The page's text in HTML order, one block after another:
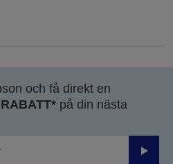
och få direkt en
på din nästa
Skicka